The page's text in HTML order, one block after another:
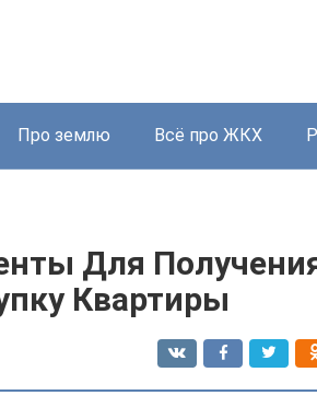
Про землю Всё про ЖКХ
Для
Квартиры